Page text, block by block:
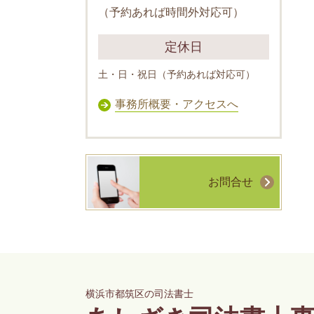
（予約あれば時間外対応可）
定休日
土・日・祝日（予約あれば対応可）
事務所概要・アクセスへ
お問合せ
横浜市都筑区の司法書士